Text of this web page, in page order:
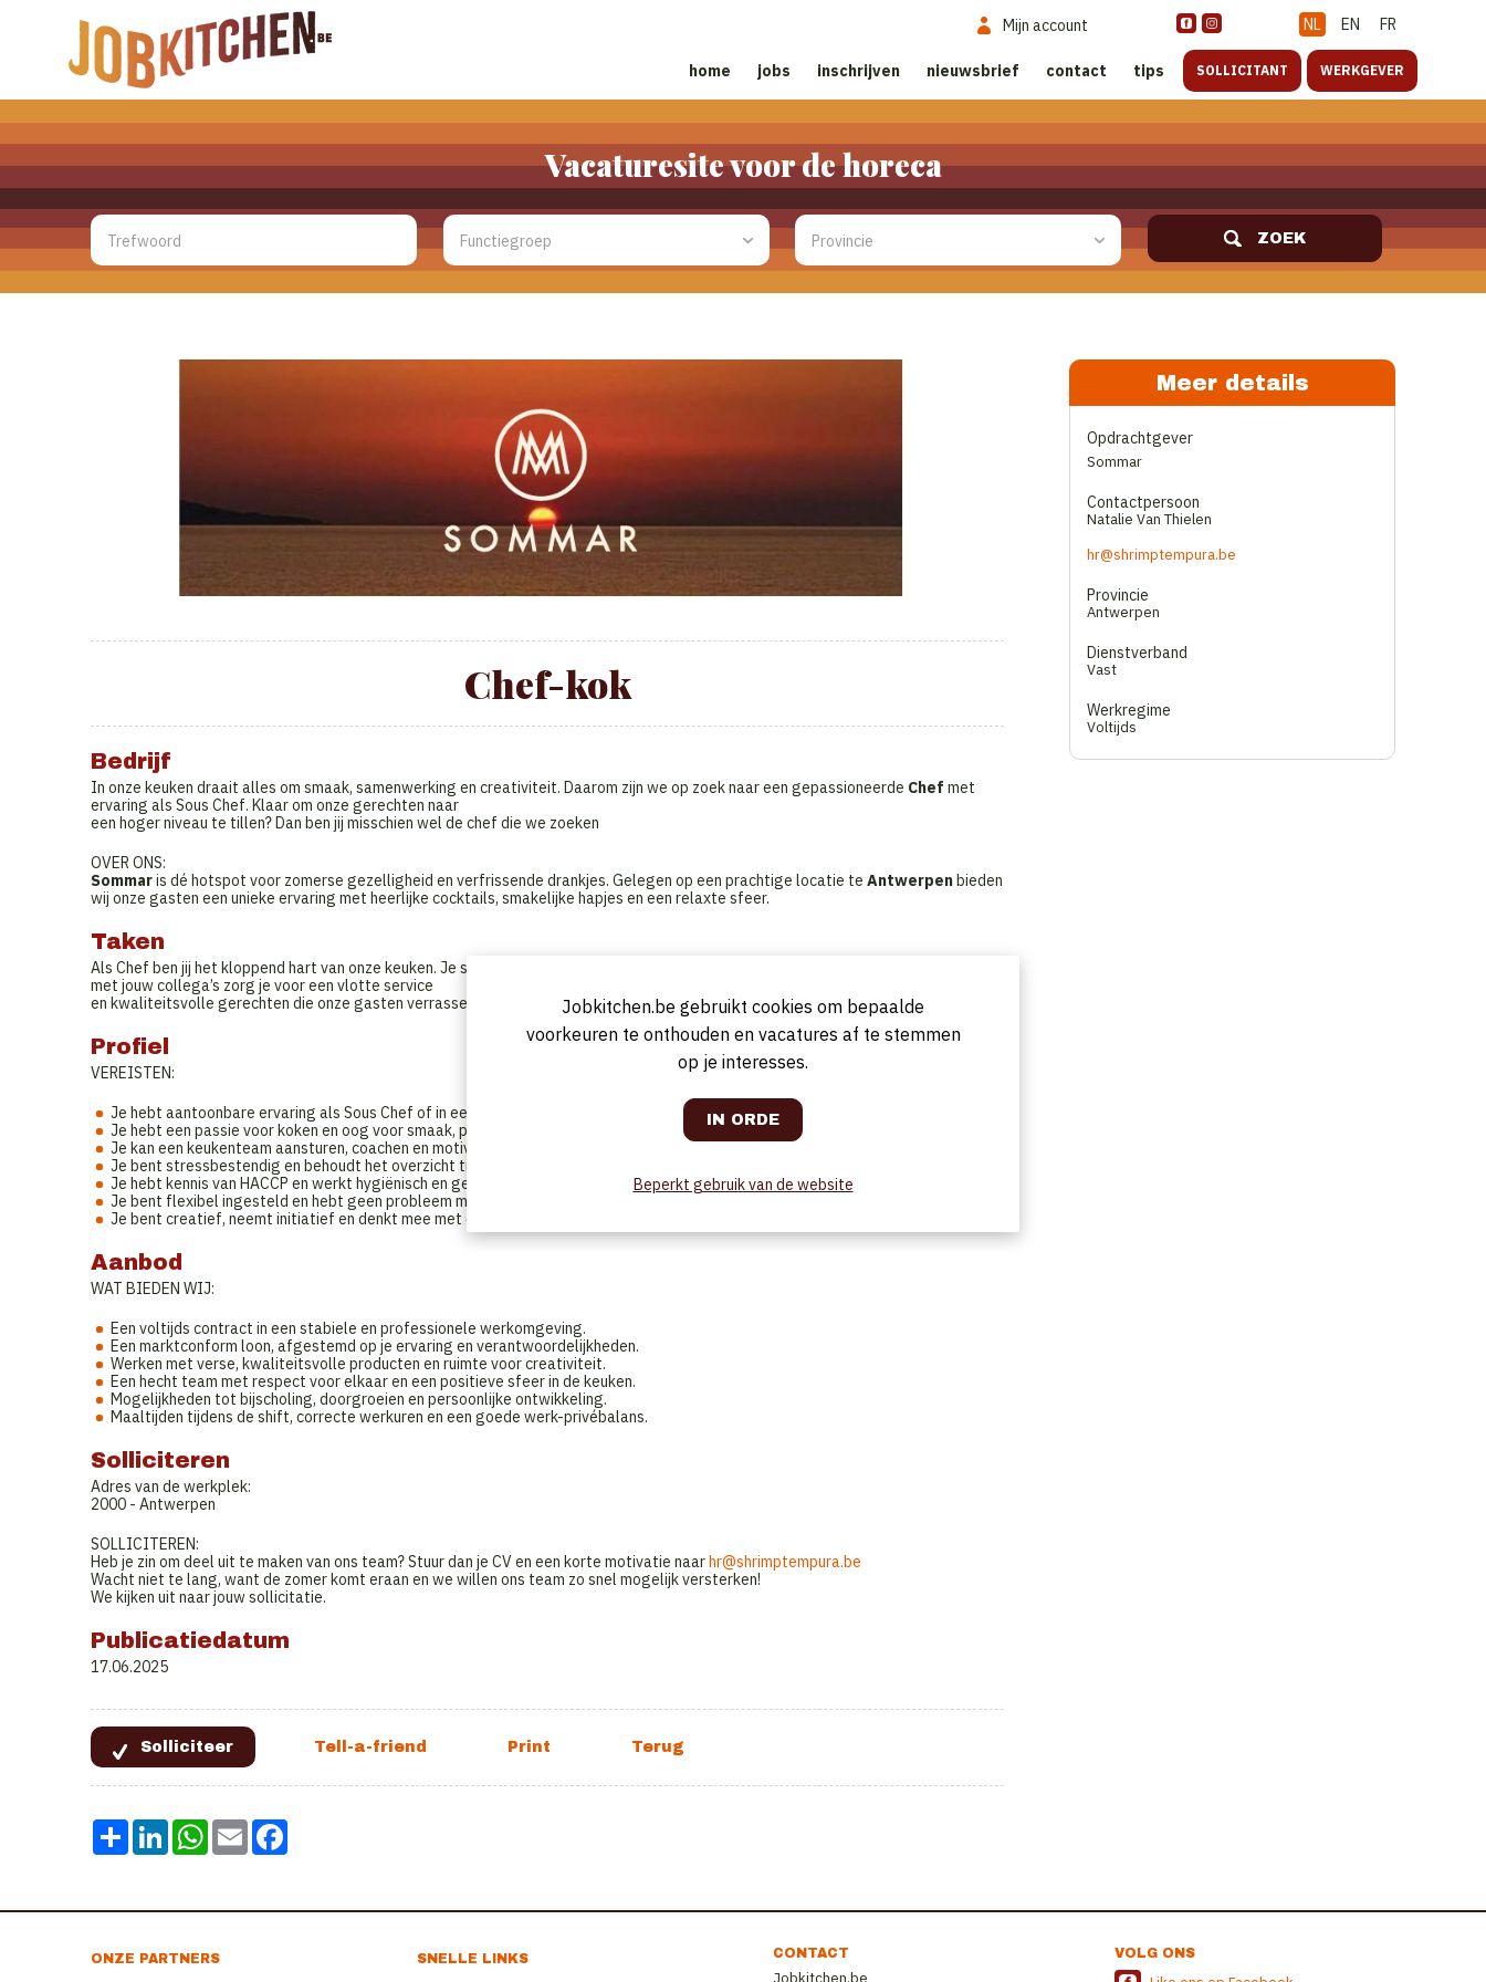
NL EN FR
Mijn account
home jobs inschrijven nieuwsbrief contact tips SOLLICITANT WERKGEVER
Vacaturesite voor de horeca
ZOEK
Chef-kok
Bedrijf
In onze keuken draait alles om smaak, samenwerking en creativiteit. Daarom zijn we op zoek naar een gepassioneerde Chef met
ervaring als Sous Chef. Klaar om onze gerechten naar
een hoger niveau te tillen? Dan ben jij misschien wel de chef die we zoeken
OVER ONS:
Sommaris dé hotspot voor zomerse gezelligheid en verfrissende drankjes. Gelegen op een prachtige locatie te Antwerpen bieden
wij onze gasten een unieke ervaring met heerlijke cocktails, smakelijke hapjes en een relaxte sfeer.
Taken
Als Chef ben jij het kloppend hart van onze keuken. Je staat in voor de dagelijkse werking en coördinatie van het keukenteam. Samen
met jouw collega’s zorg je voor een vlotte service
en kwaliteitsvolle gerechten die onze gasten verrassen en verwennen.
Profiel
VEREISTEN:
Je hebt aantoonbare ervaring als Sous Chef of in een gelijkaardige leidinggevende functie in de keuken.
Je hebt een passie voor koken en oog voor smaak, presentatie en detail.
Je kan een keukenteam aansturen, coachen en motiveren.
Je bent stressbestendig en behoudt het overzicht tijdens drukke services.
Je hebt kennis van HACCP en werkt hygiënisch en georganiseerd.
Je bent flexibel ingesteld en hebt geen probleem met avond- en weekenddiensten.
Je bent creatief, neemt initiatief en denkt mee met de zaak.
Aanbod
WAT BIEDEN WIJ:
Een voltijds contract in een stabiele en professionele werkomgeving.
Een marktconform loon, afgestemd op je ervaring en verantwoordelijkheden.
Werken met verse, kwaliteitsvolle producten en ruimte voor creativiteit.
Een hecht team met respect voor elkaar en een positieve sfeer in de keuken.
Mogelijkheden tot bijscholing, doorgroeien en persoonlijke ontwikkeling.
Maaltijden tijdens de shift, correcte werkuren en een goede werk-privébalans.
Solliciteren
Adres van de werkplek:
2000 - Antwerpen
SOLLICITEREN:
Heb je zin om deel uit te maken van ons team? Stuur dan je CV en een korte motivatie naar hr@shrimptempura.be
Wacht niet te lang, want de zomer komt eraan en we willen ons team zo snel mogelijk versterken!
We kijken uit naar jouw sollicitatie.
Publicatiedatum
17.06.2025
Share LinkedInWhatsApp
Email
Meer details
Opdrachtgever
Sommar
Contactpersoon
Natalie Van Thielen
hr@shrimptempura.be
Provincie
Antwerpen
Dienstverband
Vast
Werkregime
Voltijds
ONZE PARTNERS SNELLE LINKS CONTACT VOLG ONS
Jobkitchen.be gebruikt cookies om bepaalde
voorkeuren te onthouden en vacatures af te stemmen
op je interesses.
Beperkt gebruik van de website